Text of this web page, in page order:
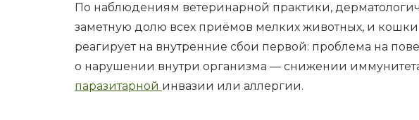
По наблюдениям ветеринарной практики,
заметную долю всех приёмов мелких животных, и
реагирует на внутренние сбои первой: проблема на
о нарушении внутри организма — снижении
паразитарной инвазии или аллергии.